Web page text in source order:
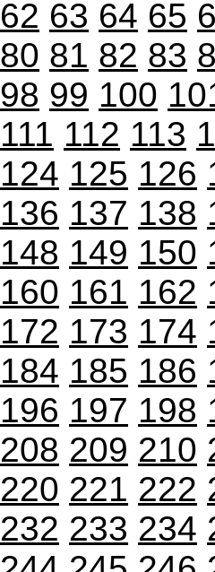
62 63 64 65
80 81 82 83
98 99 100
111 112 113
124 125 126
136 137 138
148 149 150
160 161 162
172 173 174
184 185 186
196 197 198
208 209 210
220 221 222
232 233 234